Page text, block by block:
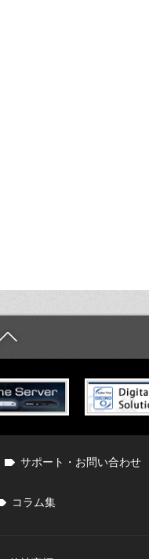
サポート・お問い合わせ
コラム集